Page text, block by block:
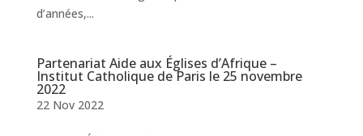
d’années,...
Partenariat Aide aux Églises d’Afrique –
Institut Catholique de Paris le 25 novembre
2022
22 Nov 2022